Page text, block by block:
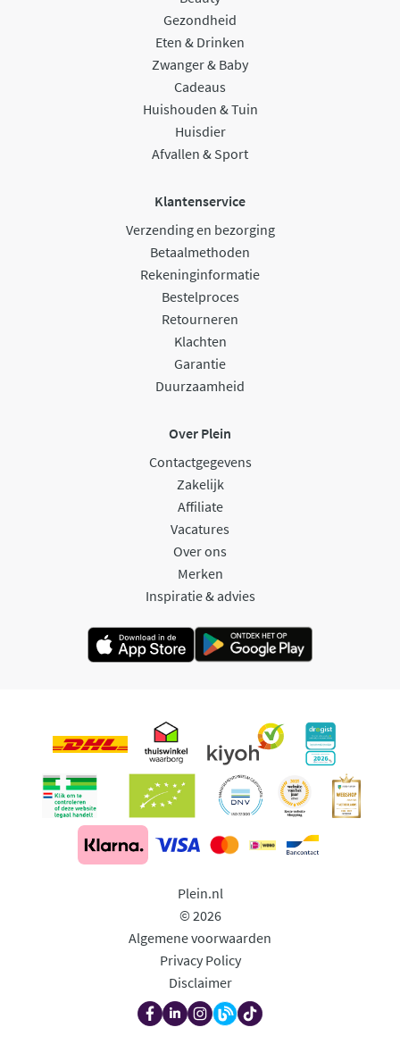
Gezondheid
Eten & Drinken
Zwanger & Baby
Cadeaus
Huishouden & Tuin
Huisdier
Afvallen & Sport
Klantenservice
Verzending en bezorging
Betaalmethoden
Rekeninginformatie
Bestelproces
Retourneren
Klachten
Garantie
Duurzaamheid
Over Plein
Contactgegevens
Zakelijk
Affiliate
Vacatures
Over ons
Merken
Inspiratie & advies
Plein.nl
© 2026
Algemene voorwaarden
Privacy Policy
Disclaimer